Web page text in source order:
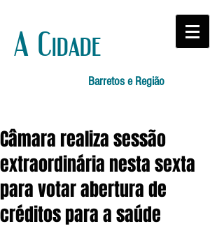
A Cidade
Barretos e Região
Câmara realiza sessão
extraordinária nesta sexta
para votar abertura de
créditos para a saúde